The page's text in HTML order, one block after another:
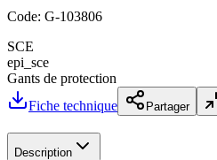
Code: G-103806
SCE
epi_sce
Gants de protection
Fiche technique
Partager
Description